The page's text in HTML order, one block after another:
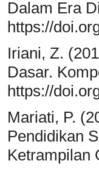
Dalam Era
https://
Iriani, Z.
Dasar.
https://
Mariati, P.
Pendidikan
Ketrampilan